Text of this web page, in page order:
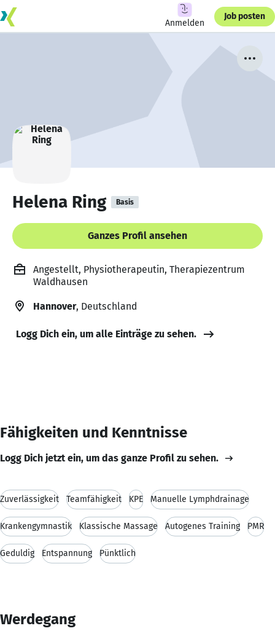
Anmelden
Job posten
Helena Ring Basis
Ganzes Profil ansehen
Angestellt, Physiotherapeutin, Therapiezentrum
Waldhausen
Hannover, Deutschland
Logg Dich ein, um alle Einträge zu sehen.
Fähigkeiten und Kenntnisse
Logg Dich jetzt ein, um das ganze Profil zu sehen.
Zuverlässigkeit Teamfähigkeit KPE Manuelle Lymphdrainage
Krankengymnastik Klassische Massage Autogenes Training PMR
Geduldig Entspannung Pünktlich
Werdegang